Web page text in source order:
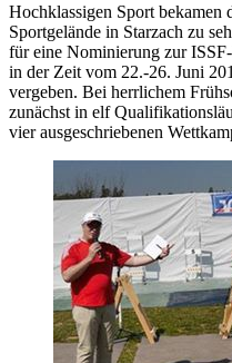
Hochklassigen Sport bekamen
Sportgelände in Starzach zu
für eine Nominierung zur
in der Zeit vom 22.-26. Juni
vergeben. Bei herrlichem
zunächst in elf
vier ausgeschriebenen